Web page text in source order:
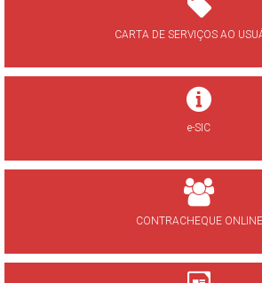
CARTA DE SERVIÇOS AO
e-SIC
CONTRACHEQUE ONLINE